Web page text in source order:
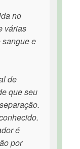
no
várias
sangue e
de
que seu
é
por